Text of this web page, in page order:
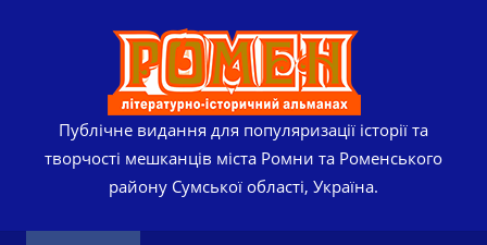
Публічне видання для популяризації історії та
творчості мешканців міста Ромни та Роменського
району Сумської області, Україна.